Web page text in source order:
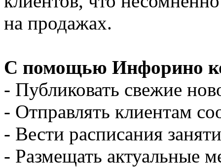
на продажах.
С помощью Инфорино
- Публиковать свежие
- Отправлять клиентам
- Вести расписания
- Размещать актуальные